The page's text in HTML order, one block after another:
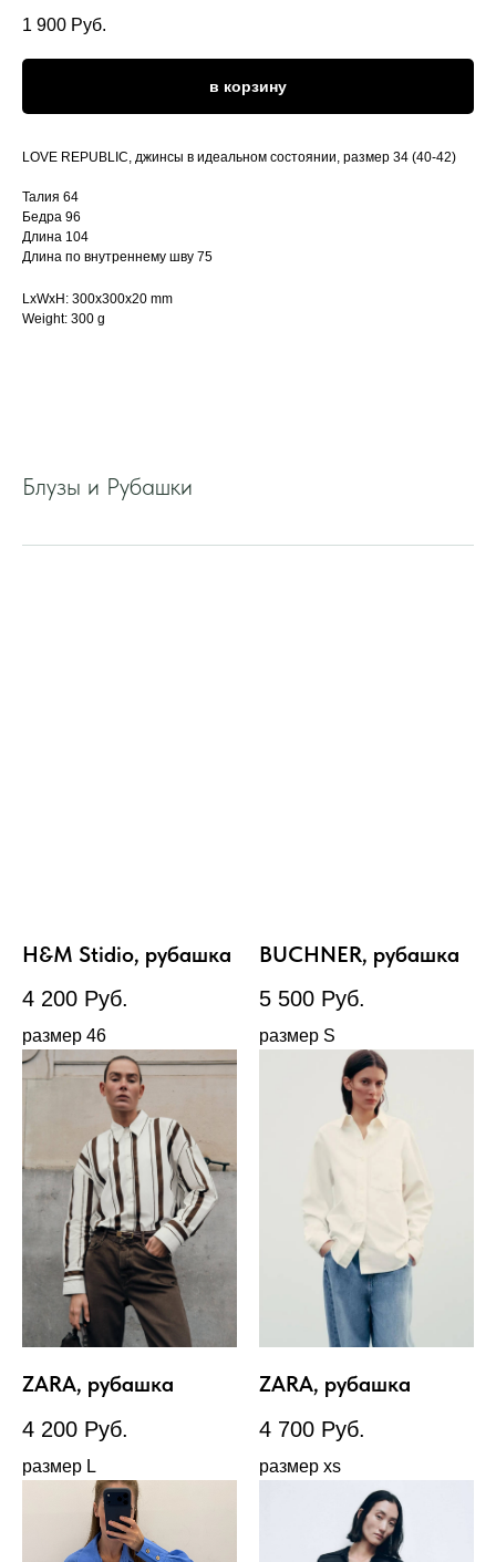
1 900 Руб.
в корзину
LOVE REPUBLIC, джинсы в идеальном состоянии, размер 34 (40-42)
Талия 64
Бедра 96
Длина 104
Длина по внутреннему шву 75
LxWxH: 300x300x20 mm
Weight: 300 g
Блузы и Рубашки
H&M Stidio, рубашка
4 200 Руб.
размер 46
BUCHNER, рубашка
5 500 Руб.
размер S
ZARA, рубашка
4 200 Руб.
размер L
ZARA, рубашка
4 700 Руб.
размер xs